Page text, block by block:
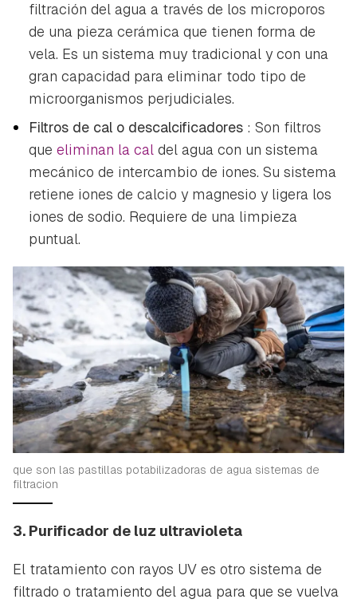
filtración del agua a través de los microporos
de una pieza cerámica que tienen forma de
vela. Es un sistema muy tradicional y con una
gran capacidad para eliminar todo tipo de
microorganismos perjudiciales.
Filtros de cal o descalcificadores : Son filtros
que eliminan la cal del agua con un sistema
mecánico de intercambio de iones. Su sistema
retiene iones de calcio y magnesio y ligera los
iones de sodio. Requiere de una limpieza
puntual.
que son las pastillas potabilizadoras de agua sistemas de
filtracion
3. Purificador de luz ultravioleta
El tratamiento con rayos UV es otro sistema de
filtrado o tratamiento del agua para que se vuelva